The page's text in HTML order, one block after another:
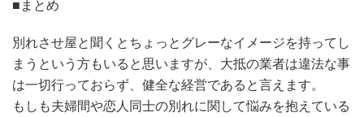
■まとめ
別れさせ屋と聞くとちょっとグレーなイメージを持ってし
まうという方もいると思いますが、大抵の業者は違法な事
は一切行っておらず、健全な経営であると言えます。
もしも夫婦間や恋人同士の別れに関して悩みを抱えている